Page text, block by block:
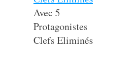
Avec 5
Protagonistes
Clefs Eliminés